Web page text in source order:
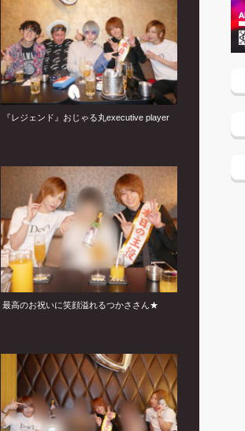
『レジェンド』おじゃる丸executive player
最高のお祝いに笑顔溢れるつかささん★